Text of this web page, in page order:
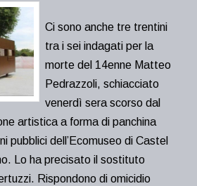
Ci sono anche tre trentini
tra i sei indagati per la
morte del 14enne Matteo
Pedrazzoli, schiacciato
venerdì sera scorso dal
artistica a forma di panchina
pubblici dell’Ecomuseo di Castel
Lo ha precisato il sostituto
Rispondono di omicidio